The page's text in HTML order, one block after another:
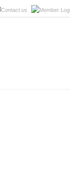
Contact us